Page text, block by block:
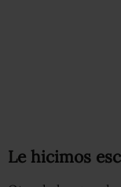
Le hicimos